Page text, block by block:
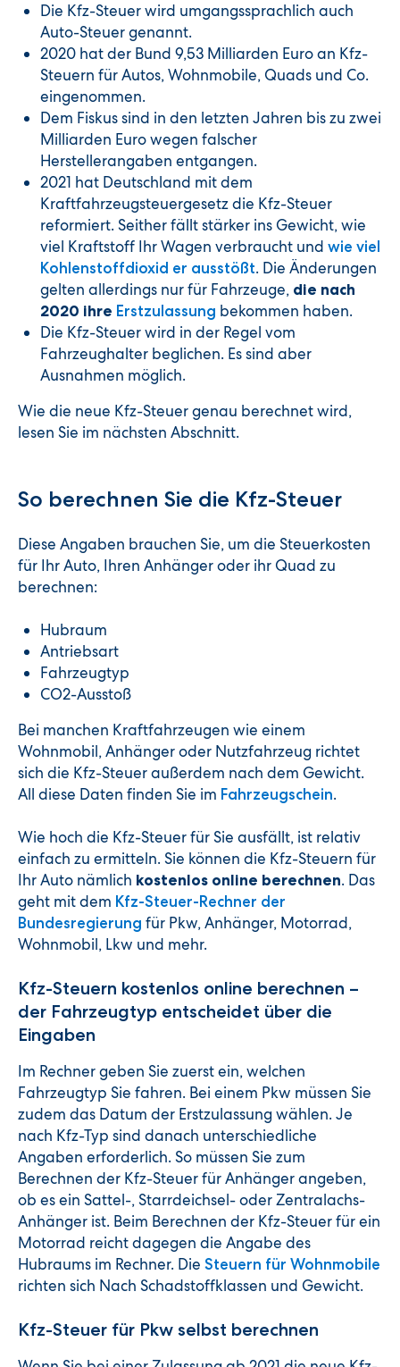
Die Kfz-Steuer wird umgangssprachlich auch
Auto-Steuer genannt.
2020 hat der Bund 9,53 Milliarden Euro an Kfz-
Steuern für Autos, Wohnmobile, Quads und Co.
eingenommen.
Dem Fiskus sind in den letzten Jahren bis zu zwei
Milliarden Euro wegen falscher
Herstellerangaben entgangen.
2021 hat Deutschland mit dem
Kraftfahrzeugsteuergesetz die Kfz-Steuer
reformiert. Seither fällt stärker ins Gewicht, wie
viel Kraftstoff Ihr Wagen verbraucht und wie viel
Kohlenstoffdioxid er ausstößt. Die Änderungen
gelten allerdings nur für Fahrzeuge, die nach
2020 ihre Erstzulassung bekommen haben.
Die Kfz-Steuer wird in der Regel vom
Fahrzeughalter beglichen. Es sind aber
Ausnahmen möglich.
Wie die neue Kfz-Steuer genau berechnet wird,
lesen Sie im nächsten Abschnitt.
So berechnen Sie die Kfz-Steuer
Diese Angaben brauchen Sie, um die Steuerkosten
für Ihr Auto, Ihren Anhänger oder ihr Quad zu
berechnen:
Hubraum
Antriebsart
Fahrzeugtyp
CO2-Ausstoß
Bei manchen Kraftfahrzeugen wie einem
Wohnmobil, Anhänger oder Nutzfahrzeug richtet
sich die Kfz-Steuer außerdem nach dem Gewicht.
All diese Daten finden Sie im Fahrzeugschein.
Wie hoch die Kfz-Steuer für Sie ausfällt, ist relativ
einfach zu ermitteln. Sie können die Kfz-Steuern für
Ihr Auto nämlich kostenlos online berechnen. Das
geht mit dem Kfz-Steuer-Rechner der
Bundesregierung für Pkw, Anhänger, Motorrad,
Wohnmobil, Lkw und mehr.
Kfz-Steuern kostenlos online berechnen –
der Fahrzeugtyp entscheidet über die
Eingaben
Im Rechner geben Sie zuerst ein, welchen
Fahrzeugtyp Sie fahren. Bei einem Pkw müssen Sie
zudem das Datum der Erstzulassung wählen. Je
nach Kfz-Typ sind danach unterschiedliche
Angaben erforderlich. So müssen Sie zum
Berechnen der Kfz-Steuer für Anhänger angeben,
ob es ein Sattel-, Starrdeichsel- oder Zentralachs-
Anhänger ist. Beim Berechnen der Kfz-Steuer für ein
Motorrad reicht dagegen die Angabe des
Hubraums im Rechner. Die Steuern für Wohnmobile
richten sich Nach Schadstoffklassen und Gewicht.
Kfz-Steuer für Pkw selbst berechnen